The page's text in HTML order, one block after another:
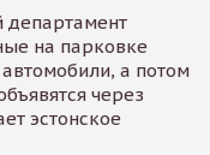
департамент
на парковке
а потом
через
эстонское